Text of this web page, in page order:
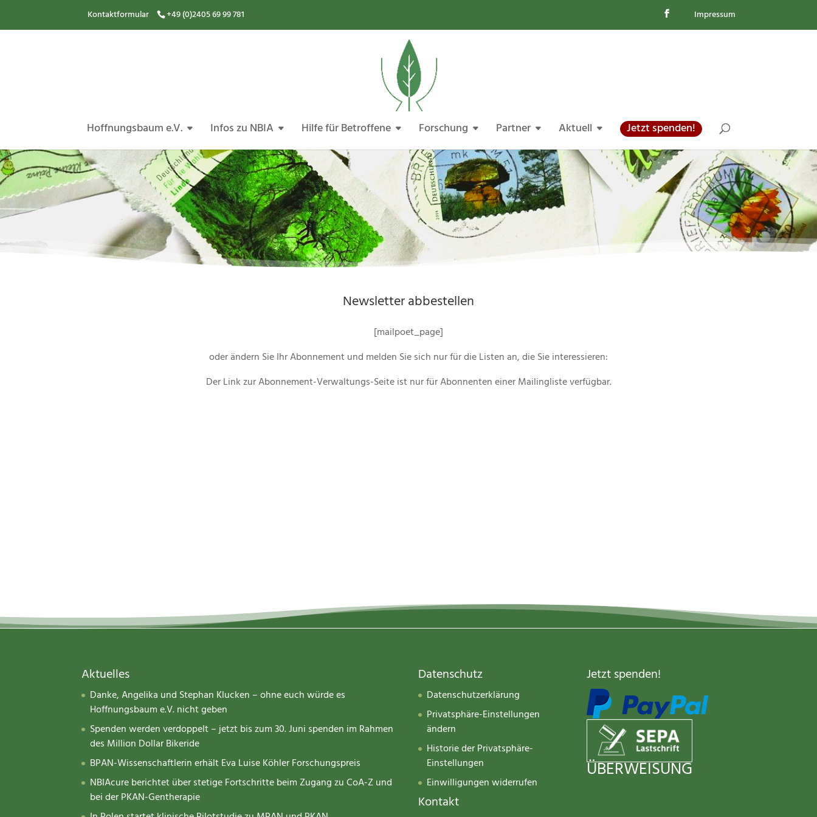
Kontaktformular +49 (0)2405 69 99 781 Impressum
Hoffnungsbaum e.V. Infos zu NBIA Hilfe für Betroffene Forschung Partner Aktuell Jetzt spenden!
Newsletter abbestellen
[mailpoet_page]
oder ändern Sie Ihr Abonnement und melden Sie sich nur für die Listen an, die Sie interessieren:
Der Link zur Abonnement-Verwaltungs-Seite ist nur für Abonnenten einer Mailingliste verfügbar.
Aktuelles
Danke, Angelika und Stephan Klucken – ohne euch würde es
Hoffnungsbaum e.V. nicht geben
Spenden werden verdoppelt – jetzt bis zum 30. Juni spenden im Rahmen
des Million Dollar Bikeride
BPAN-Wissenschaftlerin erhält Eva Luise Köhler Forschungspreis
NBIAcure berichtet über stetige Fortschritte beim Zugang zu CoA-Z und
bei der PKAN-Gentherapie
Datenschutz
Datenschutzerklärung
Privatsphäre-Einstellungen
ändern
Historie der Privatsphäre-
Einstellungen
Einwilligungen widerrufen
Kontakt
Jetzt spenden!
ÜBERWEISUNG